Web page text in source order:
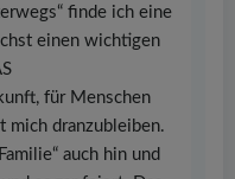
finde ich eine
einen wichtigen
für Menschen
mich dranzubleiben.
auch hin und